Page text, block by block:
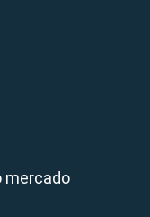
mercado